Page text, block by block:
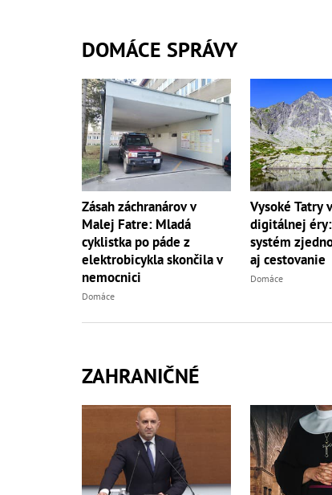
DOMÁCE SPRÁVY
Zásah záchranárov v
Malej Fatre: Mladá
cyklistka po páde z
elektrobicykla skončila v
nemocnici
Domáce
Vysoké Tatry
digitálnej
systém
aj cestovanie
Domáce
ZAHRANIČNÉ